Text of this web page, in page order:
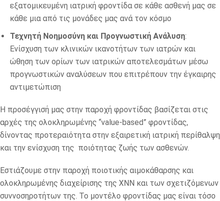
εξατομικευμένη ιατρική φροντίδα σε κάθε ασθενή μας σε
κάθε μια από τις μονάδες μας ανά τον κόσμο
Τεχνητή Νοημοσύνη και Προγνωστική Ανάλυση:
Ενίσχυση των κλινικών ικανοτήτων των ιατρών και
ώθηση των ορίων των ιατρικών αποτελεσμάτων μέσω
προγνωστικών αναλύσεων που επιτρέπουν την έγκαιρης
αντιμετώπιση
Η προσέγγισή μας στην παροχή φροντίδας βασίζεται στις
αρχές της ολοκληρωμένης “value-based” φροντίδας,
δίνοντας προτεραιότητα στην εξαιρετική ιατρική περίθαλψη
και την ενίσχυση της ποιότητας ζωής των ασθενών.
Εστιάζουμε στην παροχή ποιοτικής αιμοκάθαρσης και
ολοκληρωμένης διαχείρισης της ΧΝΝ και των σχετιζόμενων
συννοσηροτήτων της. Το μοντέλο φροντίδας μας είναι τόσο